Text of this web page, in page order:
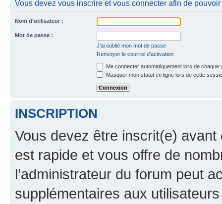
Vous devez vous inscrire et vous connecter afin de
Nom d’utilisateur :
Mot de passe :
J’ai oublié mon mot de passe
Renvoyer le courriel d’activation
Me connecter automatiquement lors de chaque
Masquer mon statut en ligne lors de cette
INSCRIPTION
Vous devez être inscrit(e) avant
est rapide et vous offre de
l’administrateur du forum peut
supplémentaires aux